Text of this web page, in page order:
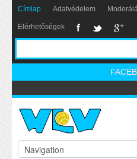
Címlap Adatvédelem
Elérhetőségek